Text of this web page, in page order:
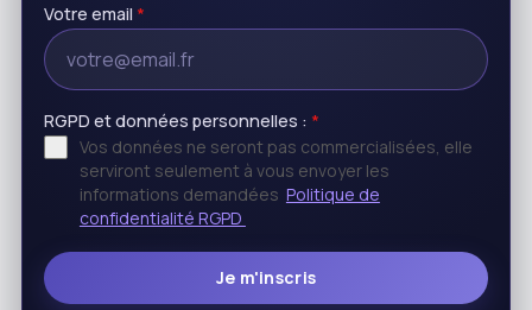
Votre email *
RGPD et données personnelles : *
Vos données ne seront pas commercialisées, elle
serviront seulement à vous envoyer les
informations demandées Politique de
confidentialité RGPD
Je m'inscris